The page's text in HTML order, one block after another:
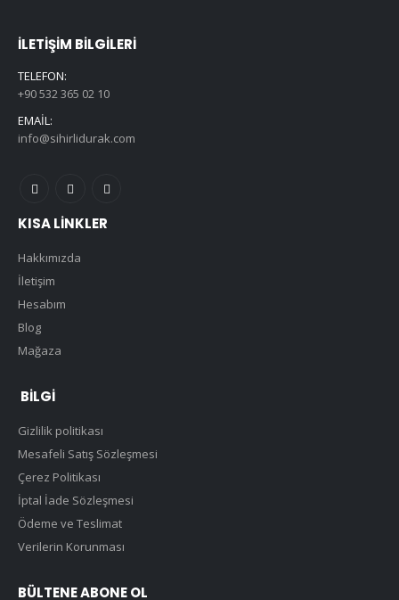
İLETIŞIM BILGILERI
TELEFON:
+90 532 365 02 10
EMAIL:
info@sihirlidurak.com
KISA LINKLER
Hakkımızda
İletişim
Hesabım
Blog
Mağaza
BILGI
Gizlilik politikası
Mesafeli Satış Sözleşmesi
Çerez Politikası
İptal İade Sözleşmesi
Ödeme ve Teslimat
Verilerin Korunması
BÜLTENE ABONE OL